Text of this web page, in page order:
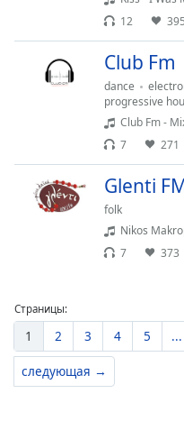
12
395
Club Fm
dance
progressive
Club Fm -
7
271
Glenti
folk
Nikos
7
373
Страницы:
1 2 3 4 5 ...
следующая →